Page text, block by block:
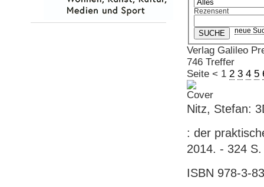
Rezensent
neue
Verlag Galileo
746 Treffer
Seite < 1 2 3 4 5
Nitz, Stefan:
: der
2014. - 324
ISBN 978-3-